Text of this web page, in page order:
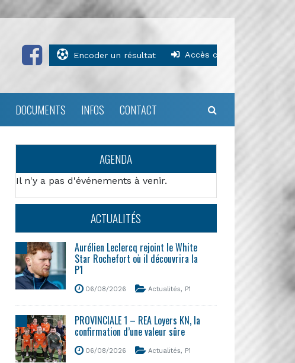
Encoder un résultat Accès clubs
DOCUMENTS INFOS CONTACT
AGENDA
Il n'y a pas d'événements à venir.
ACTUALITÉS
Aurélien Leclercq rejoint le White
Star Rochefort où il découvrira la
P1
06/08/2026 Actualités, P1
PROVINCIALE 1 – REA Loyers KN, la
confirmation d’une valeur sûre
06/08/2026 Actualités, P1